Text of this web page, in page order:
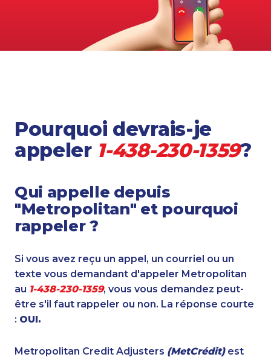
Pourquoi devrais-je
appeler 1-438-230-1359?
Qui appelle depuis
"Metropolitan" et pourquoi
rappeler ?
Si vous avez reçu un appel, un courriel ou un
texte vous demandant d'appeler Metropolitan
au 1-438-230-1359, vous vous demandez peut-
être s'il faut rappeler ou non. La réponse courte
: OUI.
Metropolitan Credit Adjusters (MetCrédit)est